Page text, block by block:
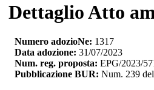
Dettaglio Atto
Numero adozioNe: 1317
Data adozione: 31/07/2023
Num. reg. proposta: EPG/2023/
Pubblicazione BUR: Num. 239